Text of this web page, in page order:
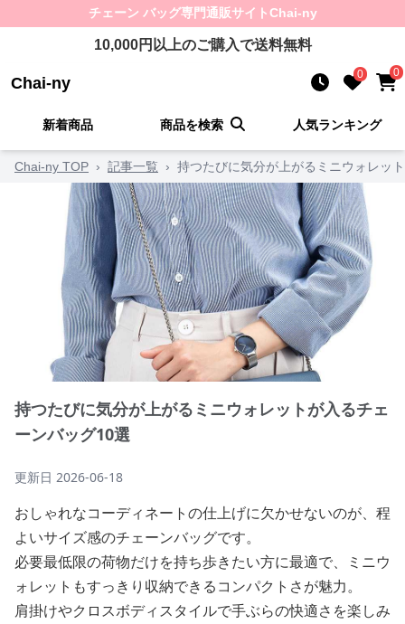
チェーン バッグ専門通販サイトChai-ny
10,000円以上のご購入で送料無料
Chai-ny 0 0
新着商品 商品を検索 人気ランキング
Chai-ny TOP › 記事一覧 › 持つたびに気分が上がるミニウォレッ
持つたびに気分が上がるミニウォレットが入るチェ
ーンバッグ10選
更新日 2026-06-18
おしゃれなコーディネートの仕上げに欠かせないのが、程
よいサイズ感のチェーンバッグです。
必要最低限の荷物だけを持ち歩きたい方に最適で、ミニウ
ォレットもすっきり収納できるコンパクトさが魅力。
肩掛けやクロスボディスタイルで手ぶらの快適さを楽しみ